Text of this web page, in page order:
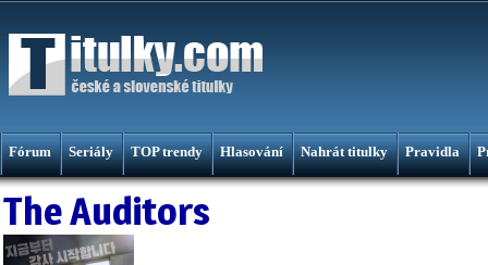
Fórum Seriály TOP trendy Hlasování Nahrát titulky Pravidla
The Auditors